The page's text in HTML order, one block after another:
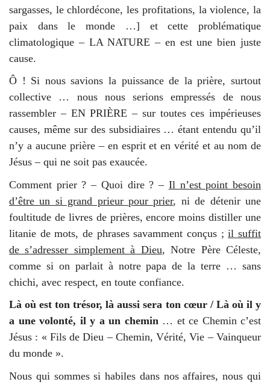
sargasses, le chlordécone, les profitations, la violence, la
paix dans le monde …] et cette problématique
climatologique – LA NATURE – en est une bien juste
cause.
Ô ! Si nous savions la puissance de la prière, surtout
collective … nous nous serions empressés de nous
rassembler – EN PRIÈRE – sur toutes ces impérieuses
causes, même sur des subsidiaires … étant entendu qu’il
n’y a aucune prière – en esprit et en vérité et au nom de
Jésus – qui ne soit pas exaucée.
Comment prier ? – Quoi dire ? – Il n’est point besoin
d’être un si grand prieur pour prier, ni de détenir une
foultitude de livres de prières, encore moins distiller une
litanie de mots, de phrases savamment conçus ;il suffit
de s’adresser simplement à Dieu, Notre Père Céleste,
comme si on parlait à notre papa de la terre … sans
chichi, avec respect, en toute confiance.
Là où est ton trésor, là aussi sera ton cœur / Là où il y
a une volonté, il y a un chemin… et ce Chemin c’est
Jésus : « Fils de Dieu – Chemin, Vérité, Vie – Vainqueur
du monde ».
Nous qui sommes si habiles dans nos affaires, nous qui